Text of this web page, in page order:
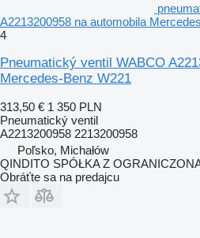
A2213200958 na automobila
4
Pneumatický ventil WABCO
Mercedes-Benz W221
313,50 € 1 350 PLN
Pneumatický ventil
A2213200958 2213200958
Poľsko, Michałów
QINDITO SPÓŁKA Z
Obráťte sa na predajcu